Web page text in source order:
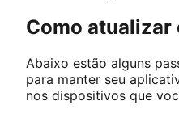
Como atualizar
Abaixo estão alguns
para manter seu
nos dispositivos que